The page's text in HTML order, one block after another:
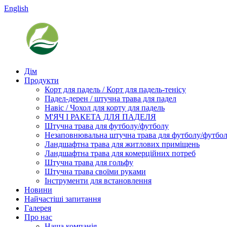
English
Дім
Продукти
Корт для падель / Корт для падель-тенісу
Падел-дерен / штучна трава для падел
Навіс / Чохол для корту для падель
М'ЯЧ І РАКЕТА ДЛЯ ПАДЕЛЯ
Штучна трава для футболу/футболу
Незаповнювальна штучна трава для футболу/
Ландшафтна трава для житлових приміщень
Ландшафтна трава для комерційних потреб
Штучна трава для гольфу
Штучна трава своїми руками
Інструменти для встановлення
Новини
Найчастіші запитання
Галерея
Про нас